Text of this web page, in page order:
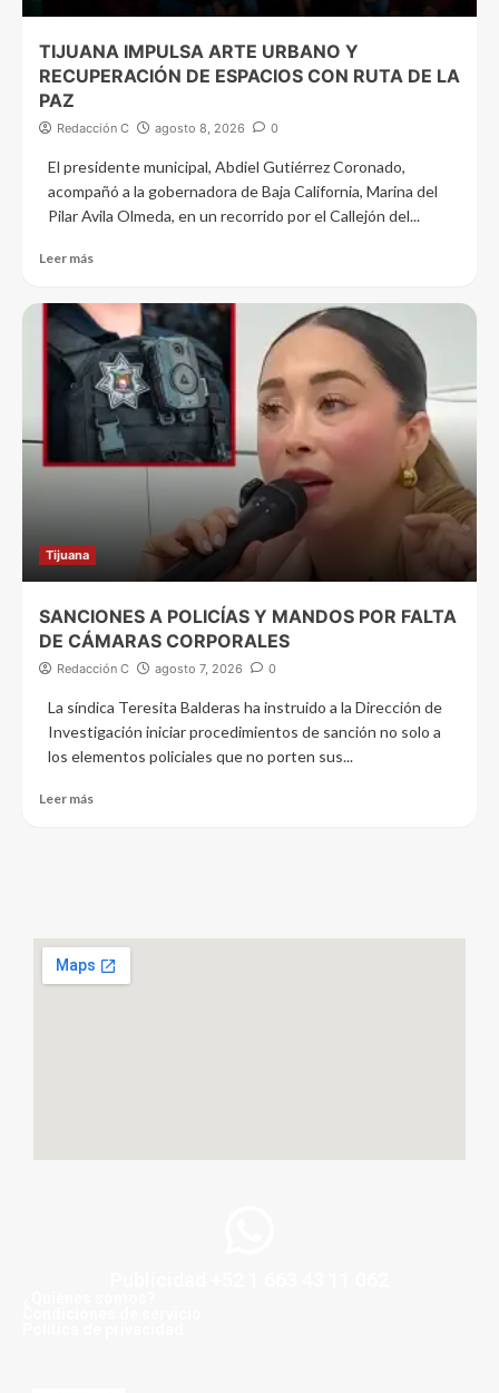
TIJUANA IMPULSA ARTE URBANO Y
RECUPERACIÓN DE ESPACIOS CON RUTA DE LA
PAZ
Redacción C agosto 8, 2026 0
El presidente municipal, Abdiel Gutiérrez Coronado,
acompañó a la gobernadora de Baja California, Marina del
Pilar Avila Olmeda, en un recorrido por el Callejón del...
Leer más
Tijuana
SANCIONES A POLICÍAS Y MANDOS POR FALTA
DE CÁMARAS CORPORALES
Redacción C agosto 7, 2026 0
La síndica Teresita Balderas ha instruido a la Dirección de
Investigación iniciar procedimientos de sanción no solo a
los elementos policiales que no porten sus...
Leer más